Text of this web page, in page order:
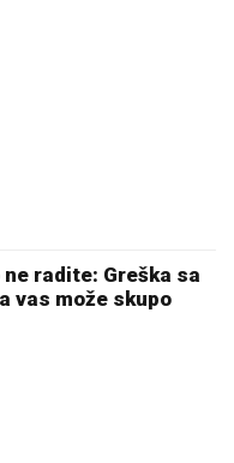
ne radite: Greška sa
vas može skupo